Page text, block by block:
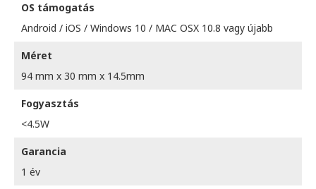
OS támogatás
Android / iOS / Windows 10 / MAC OSX 10.8 vagy újabb
Méret
94 mm x 30 mm x 14.5mm
Fogyasztás
<4.5W
Garancia
1 év